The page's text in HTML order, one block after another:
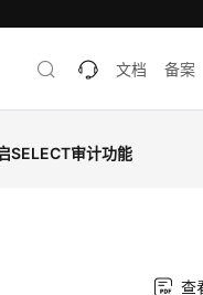
文档 备案
SELECT审计功能
查